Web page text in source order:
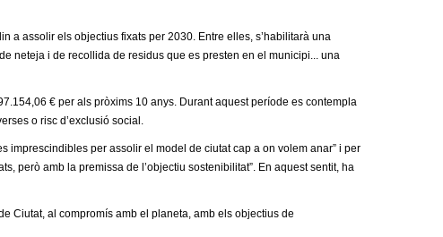
a assolir els objectius fixats per 2030. Entre elles, s’habilitarà una
neteja i de recollida de residus que es presten en el municipi... una
€ per als pròxims 10 anys. Durant aquest període es contempla
o risc d’exclusió social.
imprescindibles per assolir el model de ciutat cap a on volem anar” i per
però amb la premissa de l’objectiu sostenibilitat”. En aquest sentit, ha
Ciutat, al compromís amb el planeta, amb els objectius de